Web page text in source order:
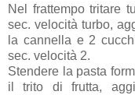
Nel frattempo tritare
sec. velocità turbo,
la cannella e 2
sec. velocità 2.
Stendere la pasta
il trito di frutta,